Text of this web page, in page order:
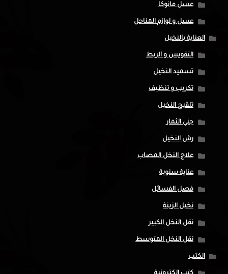
عسل مانوكا
عسل و لوازم المناحل
العناية بالنخيل
التقويس و الربط
تسميد النخيل
تكريب و تنظيف
تلقيح النخيل
جني الثمار
رش النخيل
علاج النخل المصاب
عناية سنوية
فصل الفسائل
نخيل الزينة
نقل النخل الكبير
نقل النخل المتوسط
الكتب